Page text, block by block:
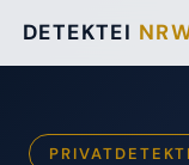
DETEKTEI